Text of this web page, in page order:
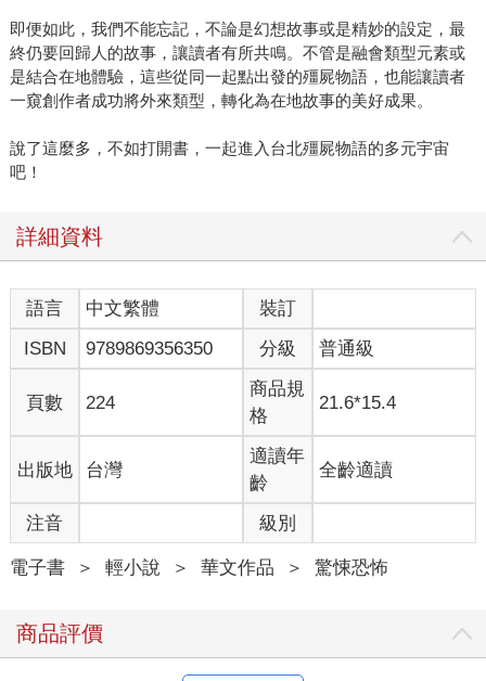
即便如此，我們不能忘記，不論是幻想故事或是精妙的設定，最
終仍要回歸人的故事，讓讀者有所共鳴。不管是融會類型元素或
是結合在地體驗，這些從同一起點出發的殭屍物語，也能讓讀者
一窺創作者成功將外來類型，轉化為在地故事的美好成果。
說了這麼多，不如打開書，一起進入台北殭屍物語的多元宇宙
吧！
詳細資料
語言 中文繁體
裝訂
ISBN
9789869356350 分級 普通級
頁數 224
商品規
格
21.6*15.4
出版地 台灣
適讀年
齡
全齡適讀
注音 級別
電子書 ＞ 輕小說 ＞ 華文作品 ＞ 驚悚恐怖
商品評價